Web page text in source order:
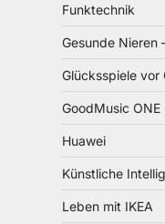
Funktechnik
Gesunde Nieren
Glücksspiele vor
GoodMusic ONE
Huawei
Künstliche
Leben mit IKEA